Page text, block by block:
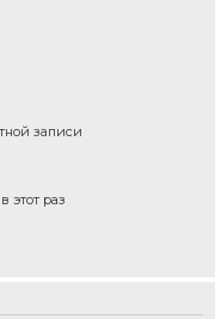
записи
этот раз